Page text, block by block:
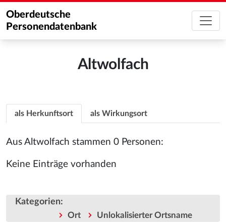
Oberdeutsche
Personendatenbank
Altwolfach
als Herkunftsort als Wirkungsort
Aus Altwolfach stammen 0 Personen:
Keine Einträge vorhanden
Kategorien:
Ort Unlokalisierter Ortsname